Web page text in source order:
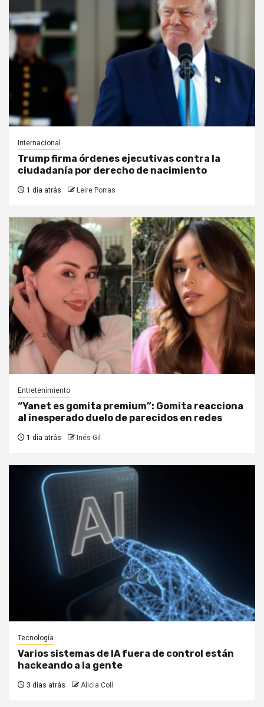
Internacional
Trump firma órdenes ejecutivas contra la
ciudadanía por derecho de nacimiento
1 día atrás Leire Porras
Entretenimiento
“Yanet es gomita premium”: Gomita reacciona
al inesperado duelo de parecidos en redes
1 día atrás Inés Gil
Tecnología
Varios sistemas de IA fuera de control están
hackeando a la gente
3 días atrás Alicia Coll